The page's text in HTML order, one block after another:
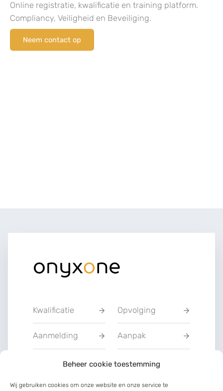
Beheer cookie toestemming
Wij gebruiken cookies om onze website en onze service te
Online registratie, kwalificatie en training platform.
Compliancy, Veiligheid en Beveiliging.
Neem contact op
Kwalificatie Opvolging
Aanmelding Aanpak
Privacyverklarin